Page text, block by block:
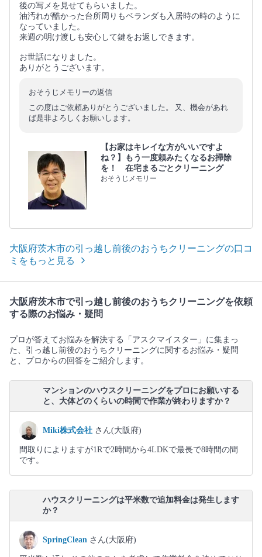
後の写メを見せてもらいました。
油汚れが酷かった台所周りもベランダも入居時の時のように
なっていました。
来週の明け渡しも安心して鍵をお返しできます。
お世話になりました。
ありがとうございます。
おそうじメモリーの返信
この度はご依頼ありがとうございました。 又、機会があれ
ば是非よろしくお願いします。
【お家はキレイな方がいいですよ
ね？】もう一度頼みたくなるお掃除
を！ 在宅まるごとクリーニング
おそうじメモリー
大阪府茨木市の引っ越し前後のおうちクリーニングの口コ
ミをもっと見る
大阪府茨木市で引っ越し前後のおうちクリーニングを依頼
する際のお悩み・疑問
プロが答えてお悩みを解決する「アスクマイスター」に集まっ
た、引っ越し前後のおうちクリーニングに関するお悩み・疑問
と、プロからの回答をご紹介します。
マンションのハウスクリーニングをプロにお願いする
と、大体どのくらいの時間で作業が終わりますか？
Miki株式会社 さん(大阪府)
間取りによりますが1Rで2時間から4LDKで最長で8時間の間
です。
ハウスクリーニングは平米数で追加料金は発生します
か？
SpringClean さん(大阪府)